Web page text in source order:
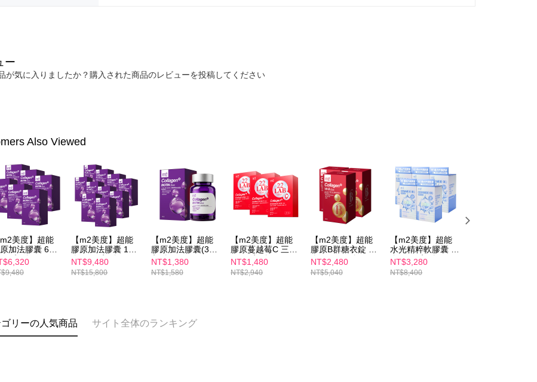
ー
が気に入りましたか？購入された商品のレビューを投稿してください
Also Viewed
m2美度】超能
加法膠囊 6盒
入/盒)
【m2美度】超能
膠原加法膠囊 10
盒組(30入/盒)
NT$9,480
NT$15,800
【m2美度】超能
膠原加法膠囊(30
入/盒)
NT$1,380
NT$1,580
【m2美度】超能
膠原蔓越莓C 三盒
組(10入/盒)
NT$1,480
NT$2,940
【m2美度】超能
膠原B群糖衣錠 三
盒組(60錠/盒)
NT$2,480
NT$5,040
【m2美度】超能
水光精粹軟膠囊 五
盒組(24入/盒)
NT$3,280
NT$8,400
リーの人気商品 サイト全体のランキング